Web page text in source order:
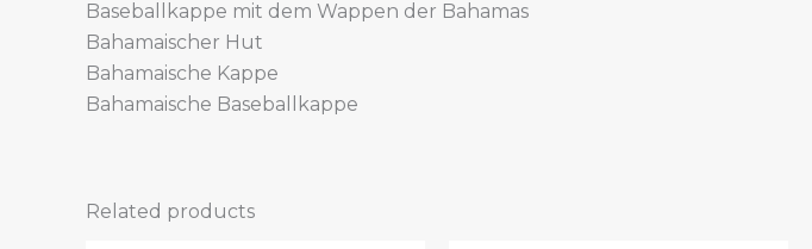
Baseballkappe mit dem Wappen der Bahamas
Bahamaischer Hut
Bahamaische Kappe
Bahamaische Baseballkappe
Related products